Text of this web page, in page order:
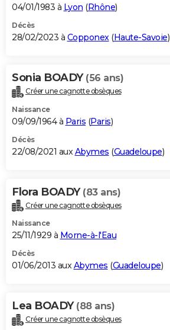
04/01/1983 à Lyon (Rhône)
Décès
28/02/2023 à Copponex(Haute-Savoie)
Sonia BOADY (56 ans)
Créer une cagnotte obsèques
Naissance
09/09/1964 à Paris (Paris)
Décès
22/08/2021 aux Abymes (Guadeloupe)
Flora BOADY (83 ans)
Créer une cagnotte obsèques
Naissance
25/11/1929 à Morne-à-l'Eau
Décès
01/06/2013 auxAbymes (Guadeloupe)
Lea BOADY (88 ans)
Créer une cagnotte obsèques